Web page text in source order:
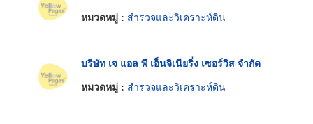
หมวดหมู่ : สำรวจและวิเคราะห์ดิน
บริษัท เจ แอล พี เอ็นจิเนียริ่ง เซอร์วิส จำกัด
หมวดหมู่ : สำรวจและวิเคราะห์ดิน